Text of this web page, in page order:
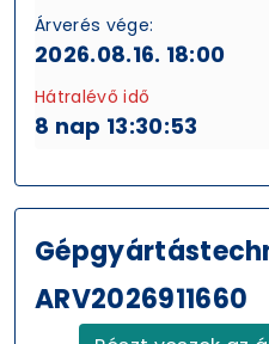
Árverés vége:
2026.08.16. 18:00
Hátralévő idő
8 nap 13:30:52
ARV2026911660